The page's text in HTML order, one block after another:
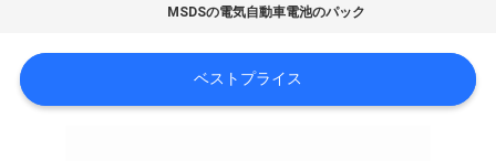
質
管
MSDSの電気自動車電池のパック
ベストプライス